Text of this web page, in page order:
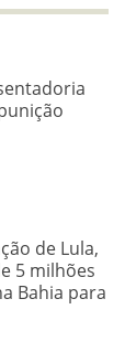
de Lula,
5 milhões
Bahia para